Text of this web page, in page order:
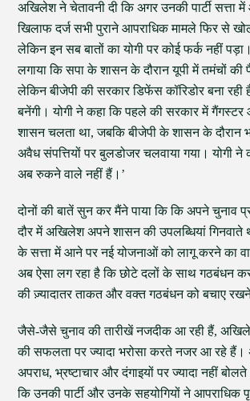
अखिलेश ने चेतावनी दी कि अगर उनकी पार्टी सत्ता
खिलाफ दर्ज सभी पुराने आपराधिक मामले फिर से
लेकिन इन सब बातों का योगी पर कोई फर्क नहीं
लगाया कि सपा के शासन के दौरान यूपी में तमंचों की
लेकिन बीजेपी की सरकार डिफेंस कॉरिडोर बना रही
बनेंगी। योगी ने कहा कि पहले की सरकार में गैंगस्टर
शासन चलता था, जबकि बीजेपी के शासन के दौरान
अवैध संपत्तियों पर बुलडोजर चलवाया गया। योगी ने
अब रुकने वाले नहीं हैं।’
दोनों की बातें सुन कर मैंने पाया कि कि अपने चुनाव
दौर में अखिलेश अपने शासन की उपलब्धियां गिनवाते
के सत्ता में आने पर नई योजनाओं को लागू करने का
अब ऐसा लग रहा है कि छोटे दलों के साथ गठबंधन
की ज़्यादातर ताकत और वक्त गठबंधन को बचाए रखने
जैसे-जैसे चुनाव की तारीखें नजदीक आ रही हैं,
की सफलता पर ज्यादा भरोसा करते नजर आ रहे
अपराध, भ्रष्टाचार और दंगाइयों पर ज्यादा नहीं
कि उनकी पार्टी और उनके सहयोगियों ने आपराधिक